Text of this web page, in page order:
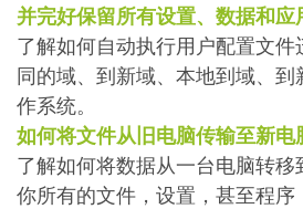
并完好保留所有设置、数据和应
了解如何自动执行用户配置文
同的域、到新域、本地到域、
作系统。
如何将文件从旧电脑传输至新电
了解如何将数据从一台电脑转
你所有的文件，设置，甚至程